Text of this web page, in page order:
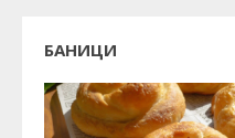
БАНИЦИ